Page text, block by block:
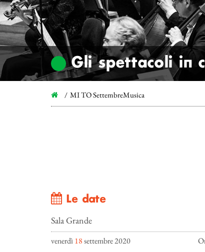
Gli spettacoli in
MI TO SettembreMusica
Le date
Sala Grande
venerdì18settembre 2020